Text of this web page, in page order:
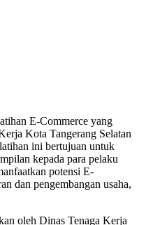
E-Commerce yang
Kota Tangerang Selatan
ini bertujuan untuk
kepada para pelaku
potensi E-
dan pengembangan usaha,
oleh Dinas Tenaga Kerja